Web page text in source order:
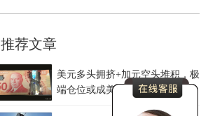
推荐文章
美元多头拥挤+加元空头堆积，极
端仓位或成美加汇率反向波动源